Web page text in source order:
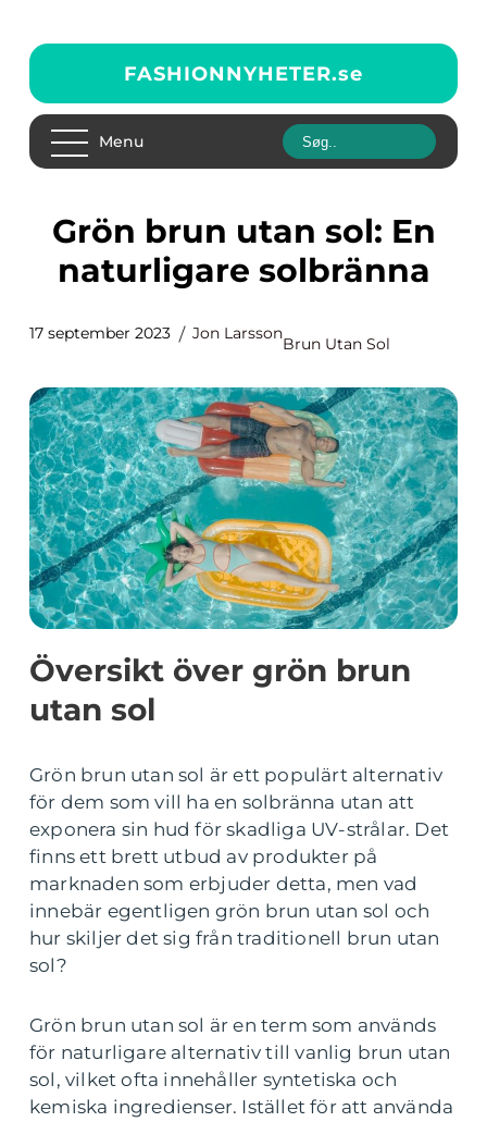
FASHIONNYHETER.se
Menu
Grön brun utan sol: En
naturligare solbränna
17 september 2023 Jon Larsson
Brun Utan Sol
Översikt över grön brun
utan sol
Grön brun utan sol är ett populärt alternativ
för dem som vill ha en solbränna utan att
exponera sin hud för skadliga UV-strålar. Det
finns ett brett utbud av produkter på
marknaden som erbjuder detta, men vad
innebär egentligen grön brun utan sol och
hur skiljer det sig från traditionell brun utan
sol?
Grön brun utan sol är en term som används
för naturligare alternativ till vanlig brun utan
sol, vilket ofta innehåller syntetiska och
kemiska ingredienser. Istället för att använda